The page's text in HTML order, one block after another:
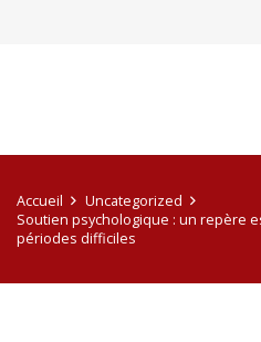
Accueil
Uncategorized
Soutien psychologique : un repère
périodes difficiles